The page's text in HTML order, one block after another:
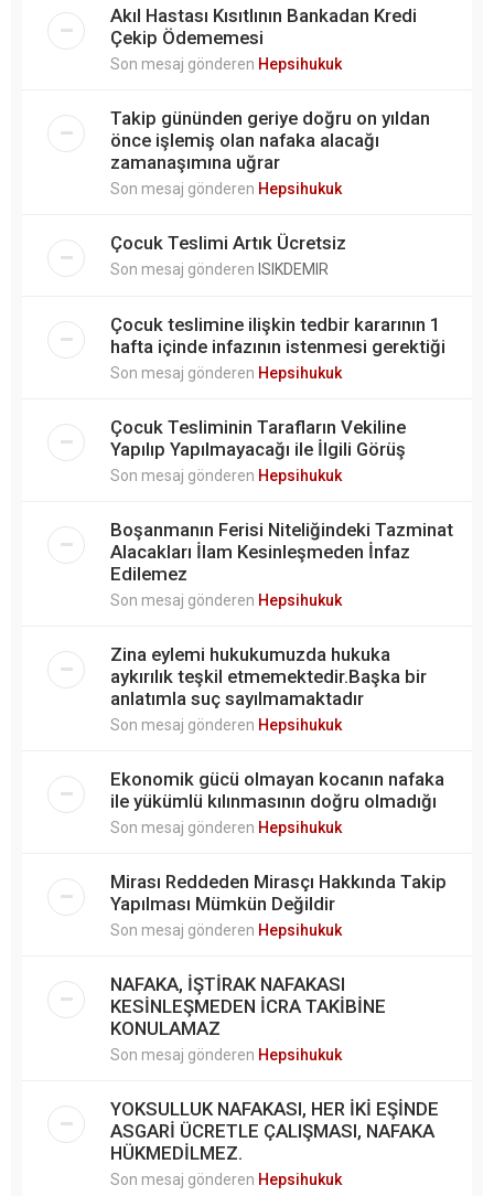
Akıl Hastası Kısıtlının Bankadan Kredi
Çekip Ödememesi
Son mesaj gönderen Hepsihukuk
Takip gününden geriye doğru on yıldan
önce işlemiş olan nafaka alacağı
zamanaşımına uğrar
Son mesaj gönderen Hepsihukuk
Çocuk Teslimi Artık Ücretsiz
Son mesaj gönderen ISIKDEMIR
Çocuk teslimine ilişkin tedbir kararının 1
hafta içinde infazının istenmesi gerektiği
Son mesaj gönderen Hepsihukuk
Çocuk Tesliminin Tarafların Vekiline
Yapılıp Yapılmayacağı ile İlgili Görüş
Son mesaj gönderen Hepsihukuk
Boşanmanın Ferisi Niteliğindeki Tazminat
Alacakları İlam Kesinleşmeden İnfaz
Edilemez
Son mesaj gönderen Hepsihukuk
Zina eylemi hukukumuzda hukuka
aykırılık teşkil etmemektedir.Başka bir
anlatımla suç sayılmamaktadır
Son mesaj gönderen Hepsihukuk
Ekonomik gücü olmayan kocanın nafaka
ile yükümlü kılınmasının doğru olmadığı
Son mesaj gönderen Hepsihukuk
Mirası Reddeden Mirasçı Hakkında Takip
Yapılması Mümkün Değildir
Son mesaj gönderen Hepsihukuk
NAFAKA, İŞTİRAK NAFAKASI
KESİNLEŞMEDEN İCRA TAKİBİNE
KONULAMAZ
Son mesaj gönderen Hepsihukuk
YOKSULLUK NAFAKASI, HER İKİ EŞİNDE
ASGARİ ÜCRETLE ÇALIŞMASI, NAFAKA
HÜKMEDİLMEZ.
Son mesaj gönderen Hepsihukuk